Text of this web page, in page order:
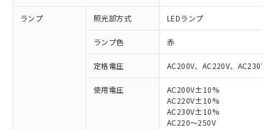
ランプ 照光部方式 LEDランプ
ランプ色 赤
定格電圧 AC200V、AC220V、AC230V
使用電圧
AC200V±10%
AC220V±10%
AC230V±10%
AC220～250V